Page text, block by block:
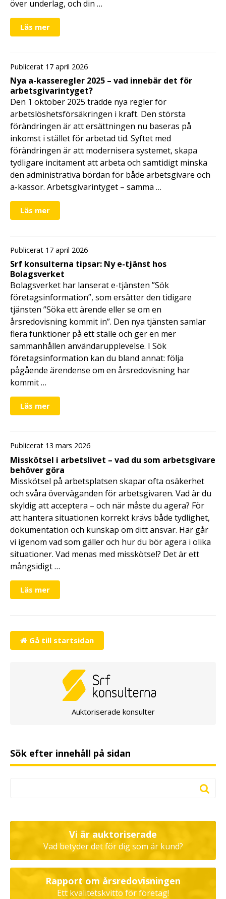
över underlag, och din …
Läs mer
Publicerat 17 april 2026
Nya a-kasseregler 2025 – vad innebär det för
arbetsgivarintyget?
Den 1 oktober 2025 trädde nya regler för
arbetslöshetsförsäkringen i kraft. Den största
förändringen är att ersättningen nu baseras på
inkomst i stället för arbetad tid. Syftet med
förändringen är att modernisera systemet, skapa
tydligare incitament att arbeta och samtidigt minska
den administrativa bördan för både arbetsgivare och
a-kassor. Arbetsgivarintyget – samma …
Läs mer
Publicerat 17 april 2026
Srf konsulterna tipsar: Ny e-tjänst hos
Bolagsverket
Bolagsverket har lanserat e-tjänsten ”Sök
företagsinformation”, som ersätter den tidigare
tjänsten ”Söka ett ärende eller se om en
årsredovisning kommit in”. Den nya tjänsten samlar
flera funktioner på ett ställe och ger en mer
sammanhållen användarupplevelse. I Sök
företagsinformation kan du bland annat: följa
pågående ärendense om en årsredovisning har
kommit …
Läs mer
Publicerat 13 mars 2026
Misskötsel i arbetslivet – vad du som arbetsgivare
behöver göra
Misskötsel på arbetsplatsen skapar ofta osäkerhet
och svåra överväganden för arbetsgivaren. Vad är du
skyldig att acceptera – och när måste du agera? För
att hantera situationen korrekt krävs både tydlighet,
dokumentation och kunskap om ditt ansvar. Här går
vi igenom vad som gäller och hur du bör agera i olika
situationer. Vad menas med misskötsel? Det är ett
mångsidigt …
Läs mer
Gå till startsidan
Auktoriserade konsulter
Sök efter innehåll på sidan
Vi är auktoriserade
Vad betyder det för dig som är kund?
Rapport om årsredovisningen
Ett kvalitetskvitto för företag!